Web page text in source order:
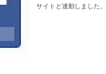
サイトと連動しました。